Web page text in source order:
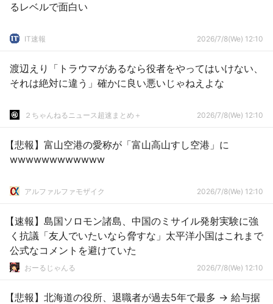
るレベルで面白い
IT速報 2026/7/8(We) 12:10
渡辺えり「トラウマがあるなら役者をやってはいけない、
それは絶対に違う」確かに良い悪いじゃねえよな
２ちゃんねるニュース超速まとめ＋ 2026/7/8(We) 12:10
【悲報】富山空港の愛称が「富山高山すし空港」に
wwwwwwwwwwww
アルファルファモザイク 2026/7/8(We) 12:10
【速報】島国ソロモン諸島、中国のミサイル発射実験に強
く抗議「友人でいたいなら脅すな」太平洋小国はこれまで
公式なコメントを避けていた
おーるじゃんる 2026/7/8(We) 12:10
【悲報】北海道の役所、退職者が過去5年で最多 → 給与据